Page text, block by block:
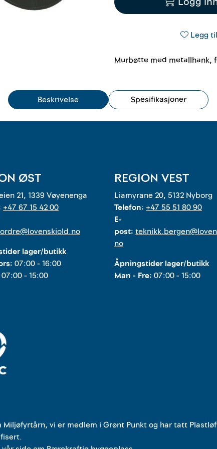
Legg
Murbøtte med metallhank,
Beskrivelse Spesifikasjoner
ØST
21, 1339 Vøyenenga
+47 67 15 42 00
lager/butikk
07:00 - 16:00
07:00 - 15:00
REGION VEST
Liamyrane 20, 5132 Nyborg
Telefon: +47 55 51 80 90
E-
post:
no
Åpningstider lager/butikk
Man - Fre: 07:00 - 15:00
vi er medlem i Grønt Punkt og har tatt